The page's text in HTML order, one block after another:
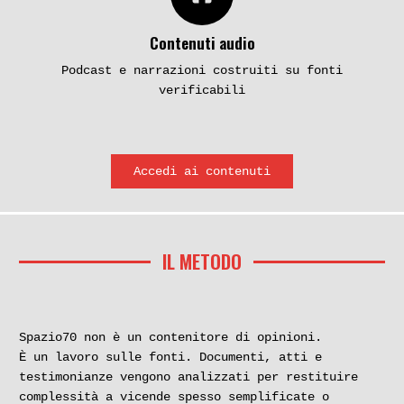
Contenuti audio
Podcast e narrazioni costruiti su fonti
verificabili
Accedi ai contenuti
IL METODO
Spazio70 non è un contenitore di opinioni.
È un lavoro sulle fonti. Documenti, atti e
testimonianze vengono analizzati per restituire
complessità a vicende spesso semplificate o